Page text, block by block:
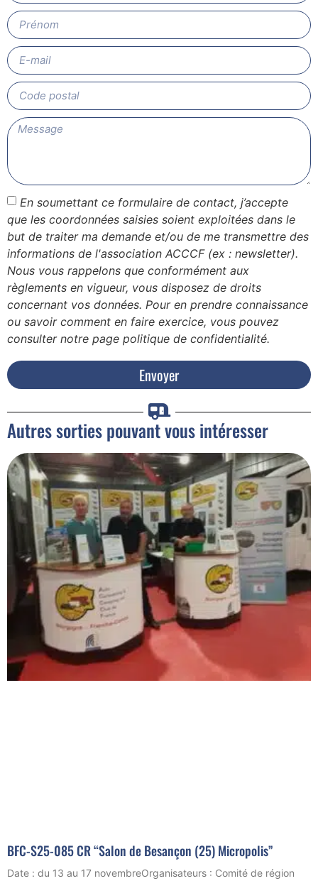
En soumettant ce formulaire de contact, j’accepte
que les coordonnées saisies soient exploitées dans le
but de traiter ma demande et/ou de me transmettre des
informations de l'association ACCCF (ex : newsletter).
Nous vous rappelons que conformément aux
règlements en vigueur, vous disposez de droits
concernant vos données. Pour en prendre connaissance
ou savoir comment en faire exercice, vous pouvez
consulter notre page politique de confidentialité.
Envoyer
Autres sorties pouvant vous intéresser
BFC-S25-085 CR “Salon de Besançon (25) Micropolis”
Date : du 13 au 17 novembreOrganisateurs : Comité de région